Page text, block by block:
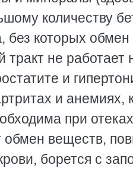
количеству
без которых
тракт не
и
и
при
обмен веществ,
борется с